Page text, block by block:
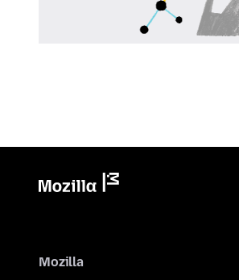
Mozilla